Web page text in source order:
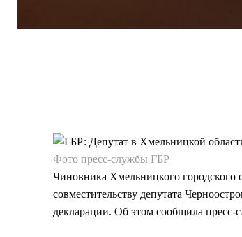
Фото пресс-службы ГБР
Чиновника Хмельницкого городского
совместительству депутата
декларации. Об этом сообщила пресс-